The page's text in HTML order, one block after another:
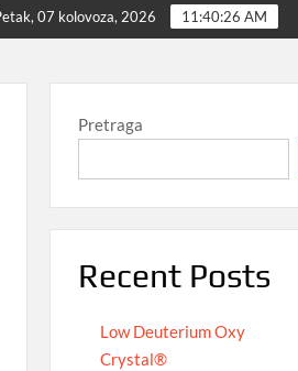
Izvor sigurne i ugodne mirovine
07 kolovoza, 2026 11:40:27 AM
Pretraga
Recent Posts
Low Deuterium Oxy
Crystal®